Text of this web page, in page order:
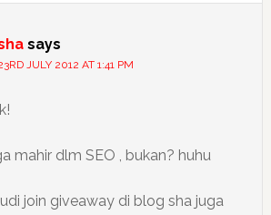
says
JULY 2012 AT 1:41 PM
mahir dlm SEO , bukan? huhu
join giveaway di blog sha juga